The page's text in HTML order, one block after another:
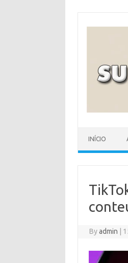
INÍCIO
Byadmin